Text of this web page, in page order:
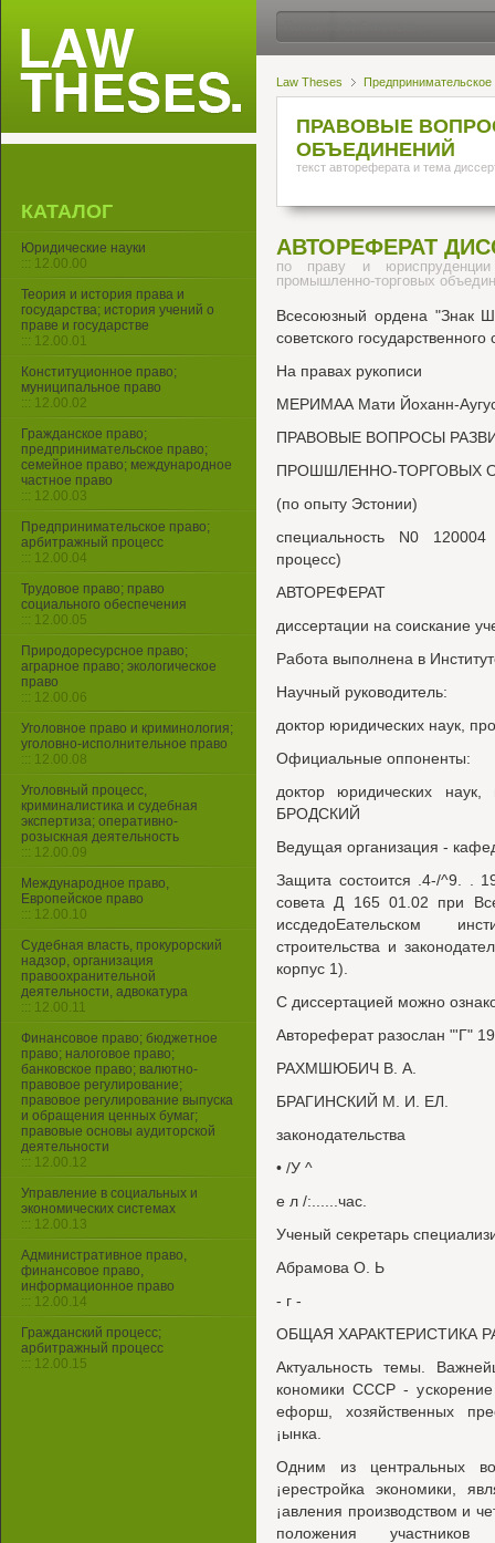
Law Theses
ПРАВОВЫЕ
ОБЪЕДИНЕНИЙ
текст автореферата и тема
АВТОРЕФЕРАТ
по праву и
промышленно-торговых
Всесоюзный ордена "Знак
советского
На правах рукописи
МЕРИМАА Мати Йоханн-
ПРАВОВЫЕ ВОПРОСЫ
ПРОШШЛЕННО-ТОРГОВЫХ
(по опыту Эстонии)
специальность N0
процесс)
АВТОРЕФЕРАТ
диссертации на соискание
Работа выполнена в
Научный руководитель:
доктор юридических наук,
Официальные оппоненты:
доктор юридических
БРОДСКИЙ
Ведущая организация -
Защита состоится .4-/^9. .
совета Д 165 01.02 при
иссдедоЕательском
строительства и
корпус 1).
С диссертацией можно
Автореферат разослан "'Г"
РАХМШЮБИЧ В. А.
БРАГИНСКИЙ М. И. ЕЛ.
законодательства
• /У ^
е л /:......час.
Ученый секретарь
Абрамова О. Ь
- г -
ОБЩАЯ ХАРАКТЕРИСТИКА
Актуальность темы.
кономики СССР - ускорение
ефорш, хозяйственных
¡ынка.
Одним из центральных
¡ерестройка экономики,
¡авления производством и
положения
КАТАЛОГ
Юридические науки
::: 12.00.00
Теория и история права и
государства; история учений о
праве и государстве
::: 12.00.01
Конституционное право;
муниципальное право
::: 12.00.02
Гражданское право;
предпринимательское право;
семейное право; международное
частное право
::: 12.00.03
Предпринимательское право;
арбитражный процесс
::: 12.00.04
Трудовое право; право
социального обеспечения
::: 12.00.05
Природоресурсное право;
аграрное право; экологическое
право
::: 12.00.06
Уголовное право и криминология;
уголовно-исполнительное право
::: 12.00.08
Уголовный процесс,
криминалистика и судебная
экспертиза; оперативно-
розыскная деятельность
::: 12.00.09
Международное право,
Европейское право
::: 12.00.10
Судебная власть, прокурорский
надзор, организация
правоохранительной
деятельности, адвокатура
::: 12.00.11
Финансовое право; бюджетное
право; налоговое право;
банковское право; валютно-
правовое регулирование;
правовое регулирование выпуска
и обращения ценных бумаг;
правовые основы аудиторской
деятельности
::: 12.00.12
Управление в социальных и
экономических системах
::: 12.00.13
Административное право,
финансовое право,
информационное право
::: 12.00.14
Гражданский процесс;
арбитражный процесс
::: 12.00.15